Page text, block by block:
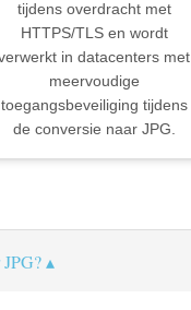
tijdens overdracht met
HTTPS/TLS en wordt
in datacenters met
meervoudige
toegangsbeveiliging tijdens
de conversie naar JPG.